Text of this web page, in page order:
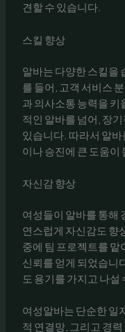
견할 수 있습니다.
스킬 향상
알바는 다양한 스킬을
를 들어, 고객 서비스
과 의사소통 능력을 키
적인 알바를 넘어, 장
있습니다. 따라서 알
이나 승진에 큰 도움이
자신감 향상
여성들이 알바를 통해
연스럽게 자신감도 향
중에 팀 프로젝트를 맡
신뢰를 얻게 되었습니
도 용기를 가지고 나설
여성알바는 단순한 일
적 연결망, 그리고 경